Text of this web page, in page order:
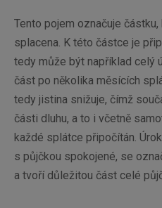
Tento pojem označuje
splacena. K této částce je
tedy může být například celý
část po několika měsících
tedy jistina snižuje, čímž
části dluhu, a to i včetně
každé splátce připočítán.
s půjčkou spokojené, se
a tvoří důležitou část celé